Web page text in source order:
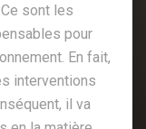
sont les
pour
En fait,
interventions
il va